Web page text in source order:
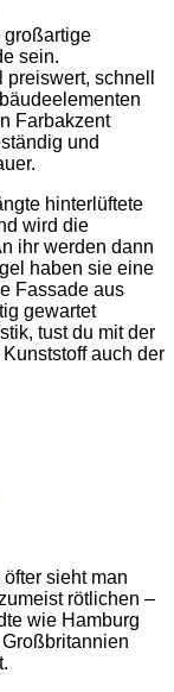
sein.
schnell
Farbakzent
und
hinterlüftete
wird die
ihr werden dann
haben sie eine
Fassade aus
gewartet
tust du mit der
auch der
sieht man
rötlichen –
wie Hamburg